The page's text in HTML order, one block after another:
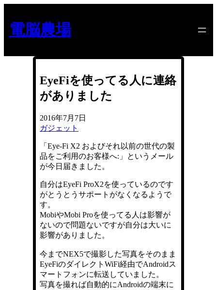
を
ス
ッ
電脳農場
EyeFiを使ってる人に連絡
がありました
2016年7月7日
ガジェット
「Eye-Fi X2 およびそれ以前の世代の製
品をご利用のお客様へ:」というメール
が今日届きました。
自分はEyeFi ProX2を使っているのです
がとうとうサポートがなくなるようで
す。
MobiやMobi Proを使ってる人は影響が
ないので問題ないですが自分は大いに
影響がありました。
今までNEX5で撮影した写真をそのまま
EyeFiのダイレクトWiFi経由でAndroidス
マートフォンに転送していました。
写真を撮れば自動的にAndroidの端末に